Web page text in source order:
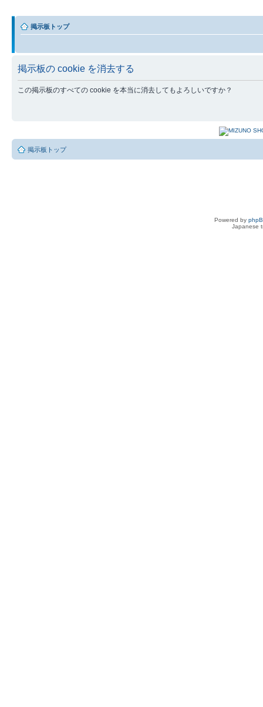
掲示板トップ
掲示板の cookie を消去する
この掲示板のすべての cookie を本当に消去してもよろしいですか？
掲示板トップ
Powered by
Japanese